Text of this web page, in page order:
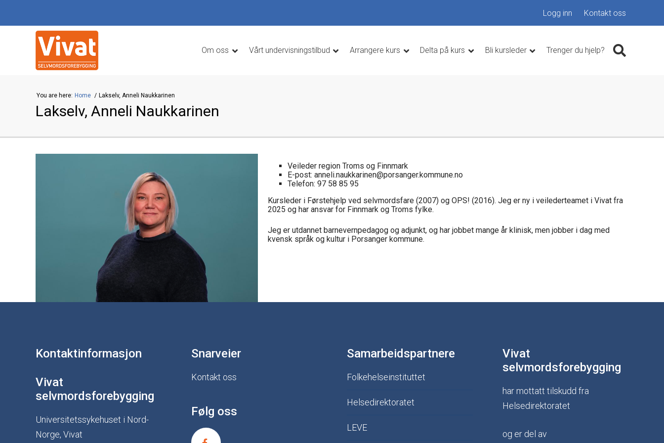
Logg inn Kontakt oss
Om oss Vårt undervisningstilbud Arrangere kurs Delta på kurs Bli kursleder Trenger du hjelp?
You are here: Home Lakselv, Anneli Naukkarinen
Lakselv, Anneli Naukkarinen
Veileder region Troms og Finnmark
E-post: anneli.naukkarinen@porsanger.kommune.no
Telefon: 97 58 85 95
Kursleder i Førstehjelp ved selvmordsfare (2007) og OPS! (2016). Jeg er ny i veilederteamet i Vivat fra
2025 og har ansvar for Finnmark og Troms fylke.
Jeg er utdannet barnevernpedagog og adjunkt, og har jobbet mange år klinisk, men jobber i dag med
kvensk språk og kultur i Porsanger kommune.
Kontaktinformasjon
Vivat
selvmordsforebygging
Universitetssykehuset i Nord-
Norge, Vivat
Snarveier
Kontakt oss
Følg oss
Samarbeidspartnere
Folkehelseinstituttet
Helsedirektoratet
LEVE
Vivat
selvmordsforebygging
har mottatt tilskudd fra
Helsedirektoratet
og er del av